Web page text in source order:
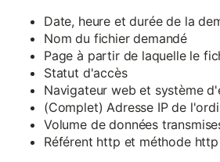
Date, heure et durée de la
Nom du fichier demandé
Page à partir de laquelle le
Statut d'accès
Navigateur web et système
(Complet) Adresse IP de
Volume de données
Référent http et méthode http